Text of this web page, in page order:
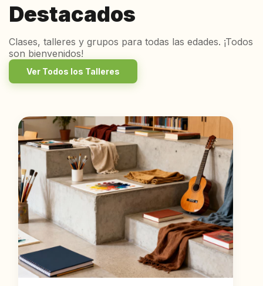
Destacados
Clases, talleres y grupos para todas las edades. ¡Todos
son bienvenidos!
Ver Todos los Talleres